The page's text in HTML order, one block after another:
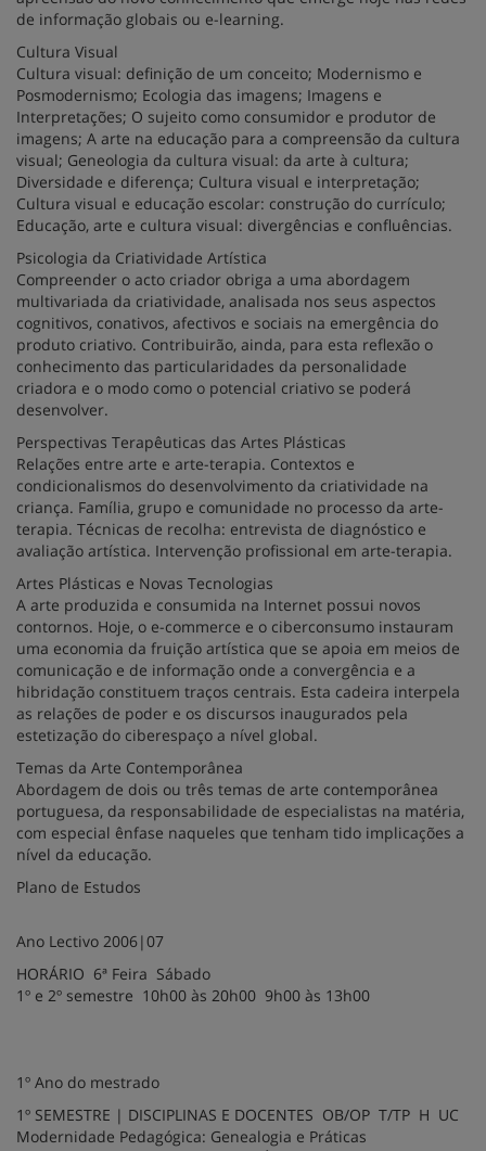
de informação globais ou e-learning.
Cultura Visual
Cultura visual: definição de um conceito; Modernismo e
Posmodernismo; Ecologia das imagens; Imagens e
Interpretações; O sujeito como consumidor e produtor de
imagens; A arte na educação para a compreensão da cultura
visual; Geneologia da cultura visual: da arte à cultura;
Diversidade e diferença; Cultura visual e interpretação;
Cultura visual e educação escolar: construção do currículo;
Educação, arte e cultura visual: divergências e confluências.
Psicologia da Criatividade Artística
Compreender o acto criador obriga a uma abordagem
multivariada da criatividade, analisada nos seus aspectos
cognitivos, conativos, afectivos e sociais na emergência do
produto criativo. Contribuirão, ainda, para esta reflexão o
conhecimento das particularidades da personalidade
criadora e o modo como o potencial criativo se poderá
desenvolver.
Perspectivas Terapêuticas das Artes Plásticas
Relações entre arte e arte-terapia. Contextos e
condicionalismos do desenvolvimento da criatividade na
criança. Família, grupo e comunidade no processo da arte-
terapia. Técnicas de recolha: entrevista de diagnóstico e
avaliação artística. Intervenção profissional em arte-terapia.
Artes Plásticas e Novas Tecnologias
A arte produzida e consumida na Internet possui novos
contornos. Hoje, o e-commerce e o ciberconsumo instauram
uma economia da fruição artística que se apoia em meios de
comunicação e de informação onde a convergência e a
hibridação constituem traços centrais. Esta cadeira interpela
as relações de poder e os discursos inaugurados pela
estetização do ciberespaço a nível global.
Temas da Arte Contemporânea
Abordagem de dois ou três temas de arte contemporânea
portuguesa, da responsabilidade de especialistas na matéria,
com especial ênfase naqueles que tenham tido implicações a
nível da educação.
Plano de Estudos
Ano Lectivo 2006|07
HORÁRIO 6ª Feira Sábado
1º e 2º semestre 10h00 às 20h00 9h00 às 13h00
1º Ano do mestrado
1º SEMESTRE | DISCIPLINAS E DOCENTES OB/OP T/TP H UC
Modernidade Pedagógica: Genealogia e Práticas